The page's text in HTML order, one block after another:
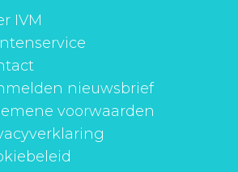
IVM
nieuwsbrief
voorwaarden